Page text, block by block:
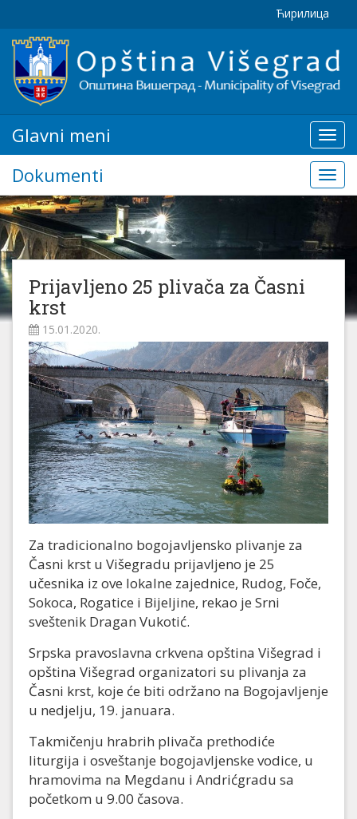
Ћирилица
Glavni
meni
Glavni meni
Dokumenti
Prijavljeno 25 plivača za Časni
krst
15.01.2020.
Za tradicionalno bogojavljensko plivanje za
Časni krst u Višegradu prijavljeno je 25
učesnika iz ove lokalne zajednice, Rudog, Foče,
Sokoca, Rogatice i Bijeljine, rekao je Srni
sveštenik Dragan Vukotić.
Srpska pravoslavna crkvena opština Višegrad i
opština Višegrad organizatori su plivanja za
Časni krst, koje će biti održano na Bogojavljenje
u nedjelju, 19. januara.
Takmičenju hrabrih plivača prethodiće
liturgija i osveštanje bogojavljenske vodice, u
hramovima na Megdanu i Andrićgradu sa
početkom u 9.00 časova.